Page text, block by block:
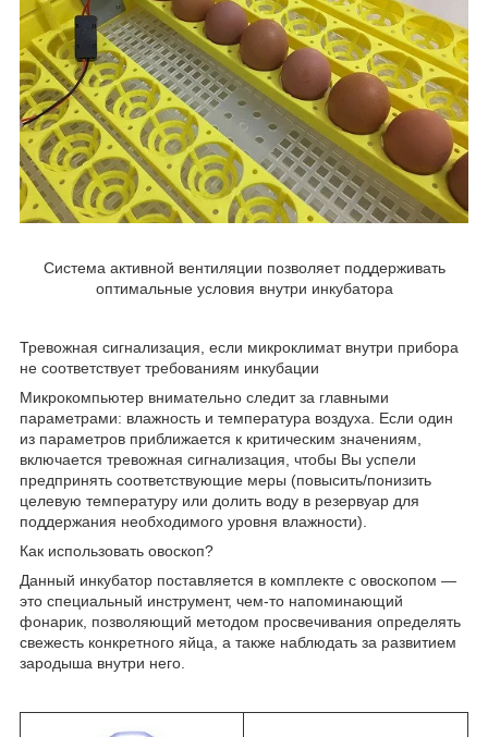
Система активной вентиляции позволяет поддерживать
оптимальные условия внутри инкубатора
Тревожная сигнализация, если микроклимат внутри прибора
не соответствует требованиям инкубации
Микрокомпьютер внимательно следит за главными
параметрами: влажность и температура воздуха. Если один
из параметров приближается к критическим значениям,
включается тревожная сигнализация, чтобы Вы успели
предпринять соответствующие меры (повысить/понизить
целевую температуру или долить воду в резервуар для
поддержания необходимого уровня влажности).
Как использовать овоскоп?
Данный инкубатор поставляется в комплекте с овоскопом —
это специальный инструмент, чем-то напоминающий
фонарик, позволяющий методом просвечивания определять
свежесть конкретного яйца, а также наблюдать за развитием
зародыша внутри него.